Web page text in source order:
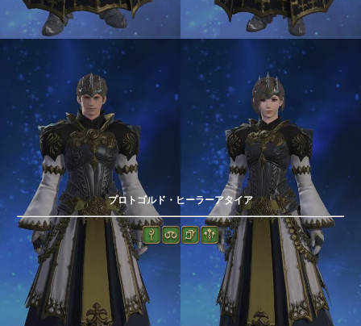
プロトゴルド・ヒーラーアタイア